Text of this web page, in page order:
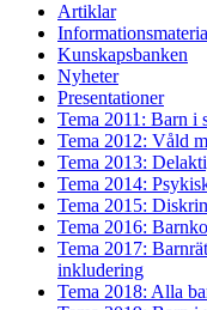
Artiklar
Kunskapsbanken
Nyheter
Presentationer
Tema 2011: Barn i
Tema 2012: Våld
Tema 2013:
Tema 2014:
Tema 2015:
Tema 2016:
Tema 2017:
inkludering
Tema 2018: Alla